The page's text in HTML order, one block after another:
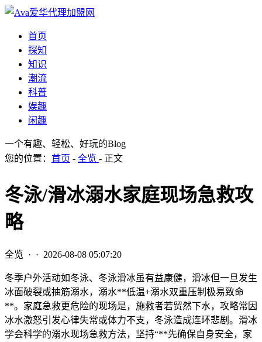
首页
探知
知识
潮流
科普
娱趣
闲趣
一个有趣、轻松、好玩的Blog
您的位置： 首页 - 全览 - 正文
冬泳/滑冰溺水家庭现场急救攻
略
全览 · · 2026-08-08 05:07:20
冬季户外活动如冬泳、冬泳滑冰虽有益康健，滑冰但一旦发生
冰面破裂或抽筋溺水，溺水**低温+溺水双重压制极易致命
**。家庭急救更危险的现场是，施救者若贸然下水，攻略常因
冰水激怒引发心律失常或体力不支，冬泳造成连环悲剧。滑冰
学会科学的溺水现场急救方法，坚持“**先确保自身安全，家